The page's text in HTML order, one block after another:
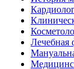
Лечебная